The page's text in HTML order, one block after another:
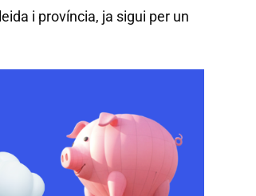
i província, ja sigui per un